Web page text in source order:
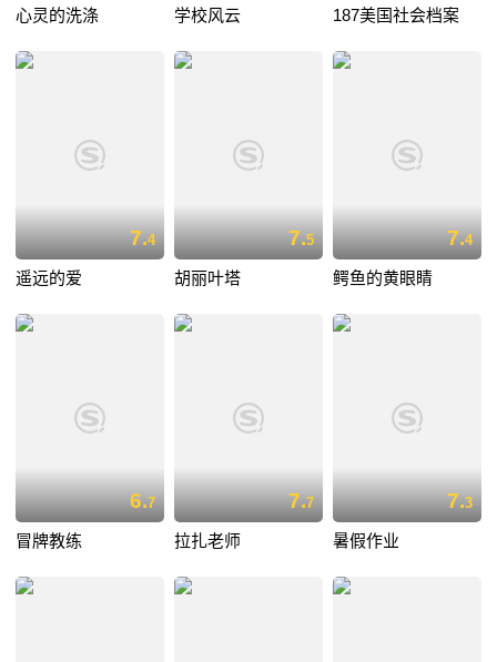
心灵的洗涤 学校风云 187美国社会档案
7.4
遥远的爱
7.5
胡丽叶塔
7.4
鳄鱼的黄眼睛
6.7
冒牌教练
7.7
拉扎老师
7.3
暑假作业